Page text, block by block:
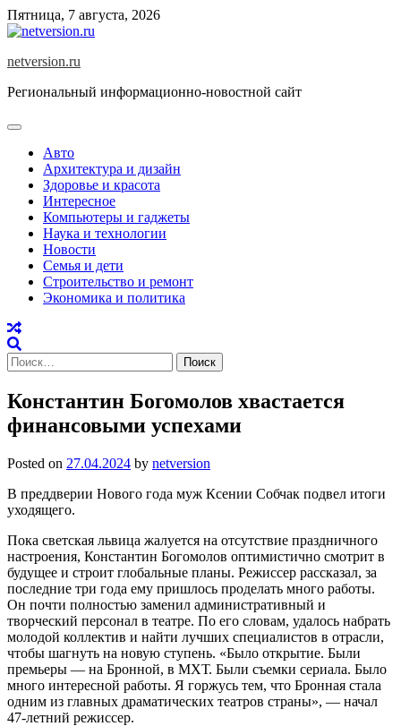
Skip
to
Пятница, 7 августа, 2026
netversion.ru
Региональный информационно-новостной сайт
Авто
Архитектура и дизайн
Здоровье и красота
Интересное
Компьютеры и гаджеты
Наука и технологии
Новости
Семья и дети
Строительство и ремонт
Экономика и политика
Найти:
Константин Богомолов хвастается
финансовыми успехами
Posted on 27.04.2024 by netversion
В преддверии Нового года муж Ксении Собчак подвел итоги
уходящего.
Пока светская львица жалуется на отсутствие праздничного
настроения, Константин Богомолов оптимистично смотрит в
будущее и строит глобальные планы. Режиссер рассказал, за
последние три года ему пришлось проделать много работы.
Он почти полностью заменил административный и
творческий персонал в театре. По его словам, удалось набрать
молодой коллектив и найти лучших специалистов в отрасли,
чтобы шагнуть на новую ступень. «Было открытие. Были
премьеры — на Бронной, в МХТ. Были съемки сериала. Было
много интересной работы. Я горжусь тем, что Бронная стала
одним из главных драматических театров страны», — начал
47-летний режиссер.